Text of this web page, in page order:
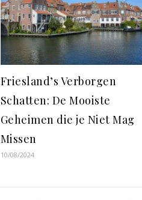
Friesland’s Verborgen
Schatten: De Mooiste
Geheimen die je Niet Mag
Missen
10/08/2024